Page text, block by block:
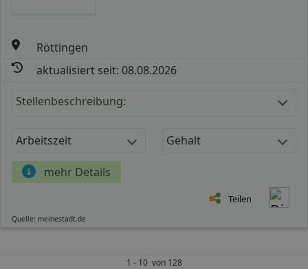
Röttingen
aktualisiert seit: 08.08.2026
Stellenbeschreibung:
Arbeitszeit Gehalt
mehr Details
Teilen
Quelle: meinestadt.de
1 - 10 von 128